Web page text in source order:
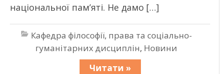
національної пам’яті. Не дамо […]
Кафедра філософії, права та соціально-
гуманітарних дисциплін, Новини
Читати »